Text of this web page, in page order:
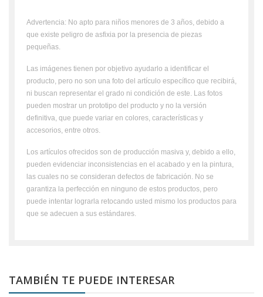
Advertencia: No apto para niños menores de 3 años, debido a
que existe peligro de asfixia por la presencia de piezas
pequeñas.
Las imágenes tienen por objetivo ayudarlo a identificar el
producto, pero no son una foto del artículo específico que recibirá,
ni buscan representar el grado ni condición de este. Las fotos
pueden mostrar un prototipo del producto y no la versión
definitiva, que puede variar en colores, características y
accesorios, entre otros.
Los artículos ofrecidos son de producción masiva y, debido a ello,
pueden evidenciar inconsistencias en el acabado y en la pintura,
las cuales no se consideran defectos de fabricación. No se
garantiza la perfección en ninguno de estos productos, pero
puede intentar lograrla retocando usted mismo los productos para
que se adecuen a sus estándares.
TAMBIÉN TE PUEDE INTERESAR